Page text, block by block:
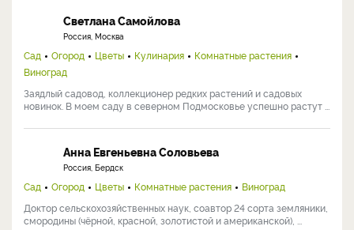
Светлана Самойлова
Россия, Москва
Сад Огород Цветы Кулинария
Комнатные растения
Виноград
Заядлый садовод, коллекционер редких растений и садовых
новинок. В моем саду в северном Подмосковье успешно растут ...
Анна Евгеньевна Соловьева
Россия, Бердск
Сад Огород Цветы Комнатные растения
Виноград
Доктор сельскохозяйственных наук, соавтор 24 сорта земляники,
смородины (чёрной, красной, золотистой и американской), ...